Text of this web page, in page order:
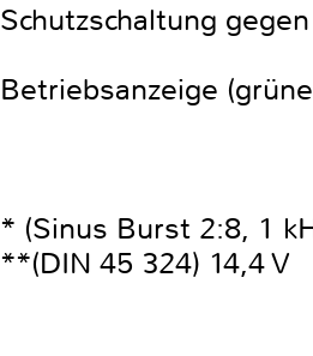
Schutzschaltung
Betriebsanzeige
* (Sinus Burst 2:8, 1
**(DIN 45 324) 14,4 V